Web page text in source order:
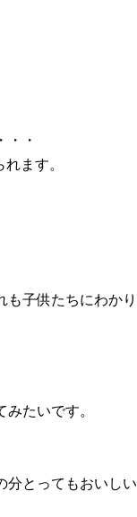
・・
ます。
も子供たちにわかり
たいです。
分とってもおいしい